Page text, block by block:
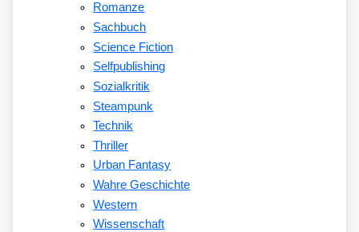
Romanze
Sachbuch
Science Fiction
Selfpublishing
Sozialkritik
Steampunk
Technik
Thriller
Urban Fantasy
Wahre Geschichte
Western
Wissenschaft